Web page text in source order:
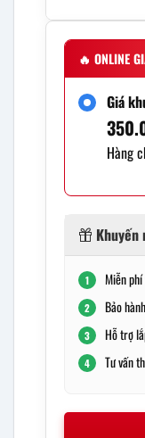
🔥 ONLINE
Giá
Hàng
Khuyến
1 Miễn
2 Bảo
3 Hỗ trợ
4 Tư vấn